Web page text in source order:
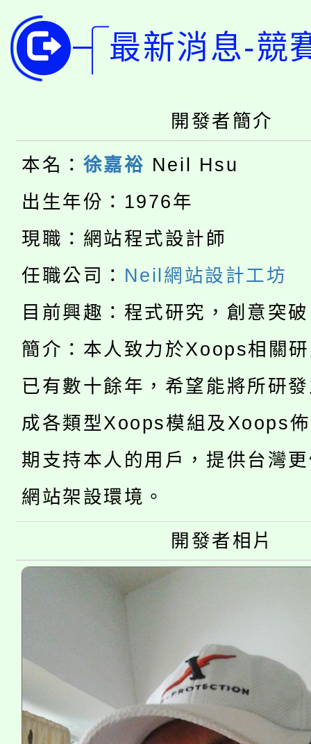
局官網。
開!
115年桃園市運動會8/
視費優惠，中低收入戶
半價優惠，詳情可洽有
者。
大園自造教育及科技
份教師增能研習
大溪自造教育及科技中
份教師研習
淨零綠生活教案入校路
會
115年食農教育專業人
程
場熱烈登場!
8/21下午1時於龍潭區
YOUNG桃局內行報名
局官網。
8月14至27日，桃園電
開!
115年桃園市運動會8/
田徑場及游泳池舉行。
桃園市低收入戶享有免
視費優惠，中低收入戶
半價優惠，詳情可洽有
大園自造教育及科技中
份教師增能研習
大溪自造教育及科技中
份教師研習
淨零綠生活教案入校路
會
115年食農教育專業人
最新消息-競
開發者簡介
本名： 徐嘉裕 Neil Hsu
出生年份：1976年
現職：網站程式設計師
任職公司： Neil網站設計工坊
目前興趣：程式研究，創意突
簡介：本人致力於Xoops相關
已有數十餘年，希望能將所研
成各類型Xoops模組及Xoops
期支持本人的用戶，提供台灣
網站架設環境。
開發者相片